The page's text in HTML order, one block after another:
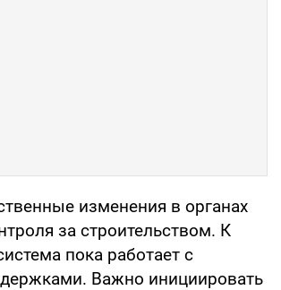
изменения в органах
за строительством. К
пока работает с
Важно инициировать